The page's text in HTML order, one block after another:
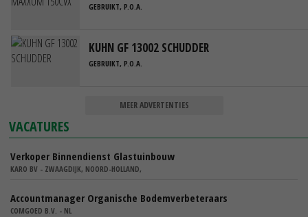
GEBRUIKT, P.O.A.
KUHN GF 13002 SCHUDDER
GEBRUIKT, P.O.A.
MEER ADVERTENTIES
VACATURES
Verkoper Binnendienst Glastuinbouw
KARO BV - ZWAAGDIJK, NOORD-HOLLAND,
Accountmanager Organische Bodemverbeteraars
COMGOED B.V. - NL